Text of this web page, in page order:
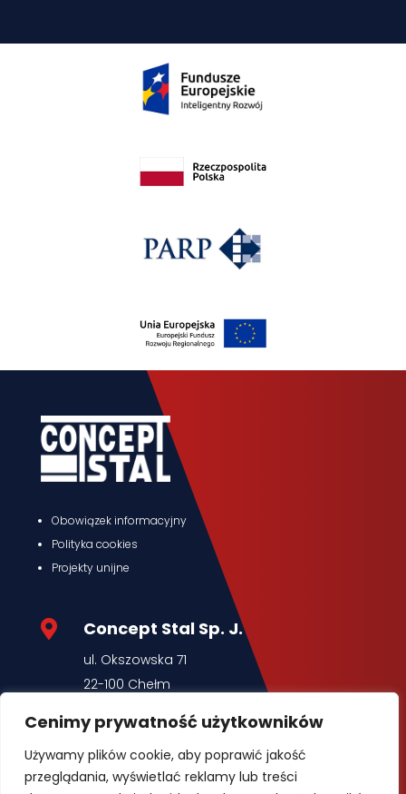
Cenimy prywatność użytkowników
Używamy plików cookie, aby poprawić jakość
przeglądania, wyświetlać reklamy lub treści
Obowiązek informacyjny
Polityka cookies
Projekty unijne
 Concept Stal Sp. J.
ul. Okszowska 71
22-100 Chełm
 Marketing